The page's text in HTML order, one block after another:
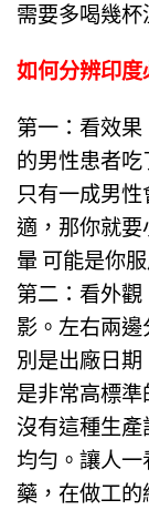
需要多喝幾杯
如何分辨印度
第一：看效果
的男性患者吃
只有一成男
適，那你就
暈 可能是你
第二：看外
影。左右兩
別是出廠日
是非常高標
沒有這種生
均勻。讓人
藥，在做工的